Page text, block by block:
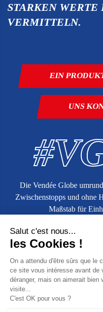
STARKEN WERTE
VERMITTELN.
EIN
UNS
Die Vendée Globe
Zwischenstopps und ohne
Maßstab für